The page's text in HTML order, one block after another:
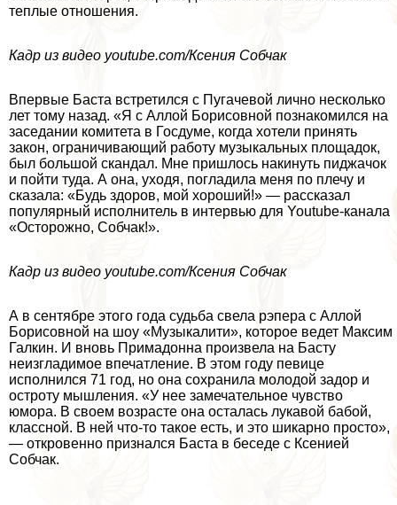
теплые отношения.
Кадр из видео youtube.com/Ксения Собчак
Впервые Баста встретился с Пугачевой лично несколько
лет тому назад. «Я с Аллой Борисовной познакомился на
заседании комитета в Госдуме, когда хотели принять
закон, ограничивающий работу музыкальных площадок,
был большой скандал. Мне пришлось накинуть пиджачок
и пойти туда. А она, уходя, погладила меня по плечу и
сказала: «Будь здоров, мой хороший!» — рассказал
популярный исполнитель в интервью для Youtube-канала
«Осторожно, Собчак!».
Кадр из видео youtube.com/Ксения Собчак
А в сентябре этого года судьба свела рэпера с Аллой
Борисовной на шоу «Музыкалити», которое ведет Максим
Галкин. И вновь Примадонна произвела на Басту
неизгладимое впечатление. В этом году певице
исполнился 71 год, но она сохранила молодой задор и
остроту мышления. «У нее замечательное чувство
юмора. В своем возрасте она осталась лукавой бабой,
классной. В ней что-то такое есть, и это шикарно просто»,
— откровенно признался Баста в беседе с Ксенией
Собчак.